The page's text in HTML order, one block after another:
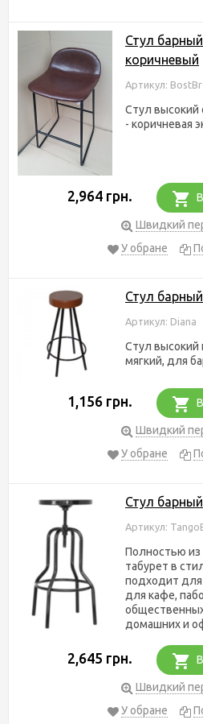
Стул
коричневый
Артикул: BostBr
Стул высокий
- коричневая
2,964 грн.
Швидкий
У обране
Стул
Артикул: Diana
Стул высокий
мягкий, для
1,156 грн.
Швидкий
У обране
Стул
Артикул:
Полностью из
табурет в
подходит для
для кафе,
домашних и
2,645 грн.
Швидкий
У обране